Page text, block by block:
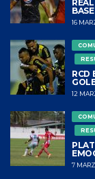
16
RCD
12
7